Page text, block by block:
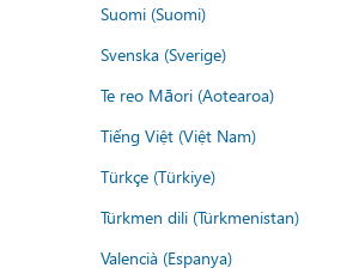
Suomi (Suomi)
Svenska (Sverige)
Te reo Māori (Aotearoa)
Tiếng Việt (Việt Nam)
Türkçe (Türkiye)
Türkmen dili (Türkmenistan)
Valencià (Espanya)